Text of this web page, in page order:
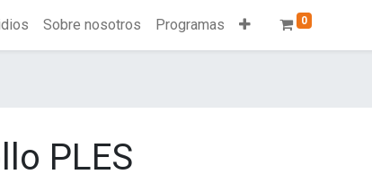
Sobre nosotros Programas 0
PLES